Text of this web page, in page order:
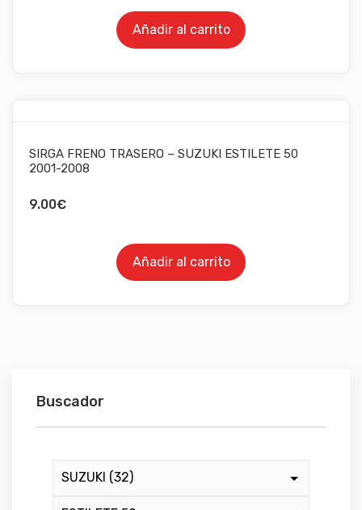
Buscador
Añadir al carrito
SIRGA FRENO TRASERO – SUZUKI ESTILETE 50
2001-2008
9.00€
Añadir al carrito